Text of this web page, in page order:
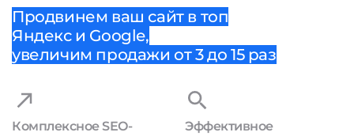
Продвинем ваш сайт в топ
Яндекс и Google,
увеличим продажи от 3 до 15 раз
Комплексное SEO-
Эффективное